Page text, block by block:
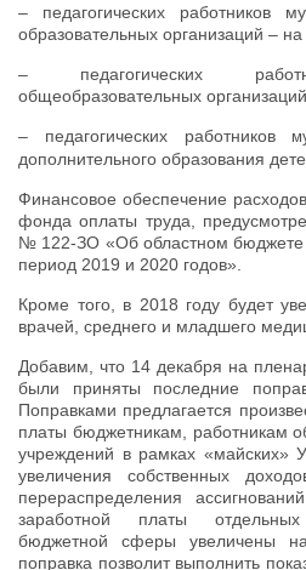
– педагогических работников
образовательных организаций –
– педагогических
общеобразовательных
– педагогических работников
дополнительного образования
Финансовое обеспечение
фонда оплаты труда,
№ 122-ЗО «Об областном бюджете
период 2019 и 2020 годов».
Кроме того, в 2018 году будет
врачей, среднего и младшего
Добавим, что 14 декабря на
были приняты последние
Поправками предлагается
платы бюджетникам, работникам
учреждений в рамках «майских»
увеличения собственных
перераспределения
заработной платы
бюджетной сферы увеличены
поправка позволит выполнить